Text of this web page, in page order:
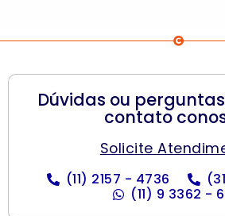
Dúvidas ou
contato
Solicite
(11) 2157 - 4736
(11) 9 3362 -